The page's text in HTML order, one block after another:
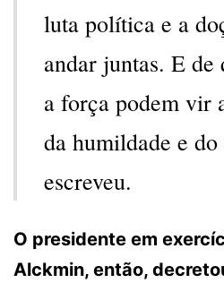
luta política e a
andar juntas. E de
a força podem vir
da humildade e do
escreveu.
O presidente em
Alckmin, então,